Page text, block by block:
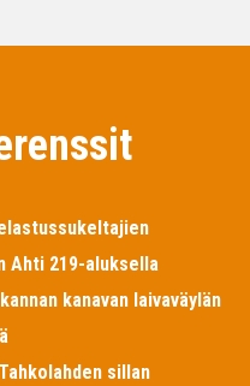
Ahti 219-aluksella
kanavan laivaväylän
sillan